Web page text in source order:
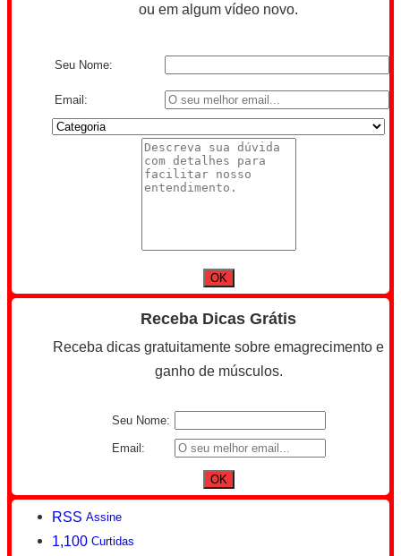
ou em algum vídeo novo.
Seu Nome:
Email:
Receba Dicas Grátis
Receba dicas gratuitamente sobre emagrecimento e
ganho de músculos.
Seu Nome:
Email:
RSS Assine
1,100 Curtidas